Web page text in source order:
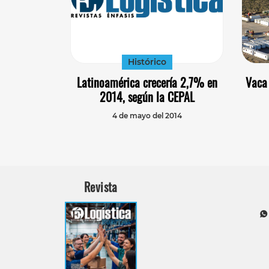
Histórico
Latinoamérica crecería 2,7% en
2014, según la CEPAL
4 de mayo del 2014
Revista